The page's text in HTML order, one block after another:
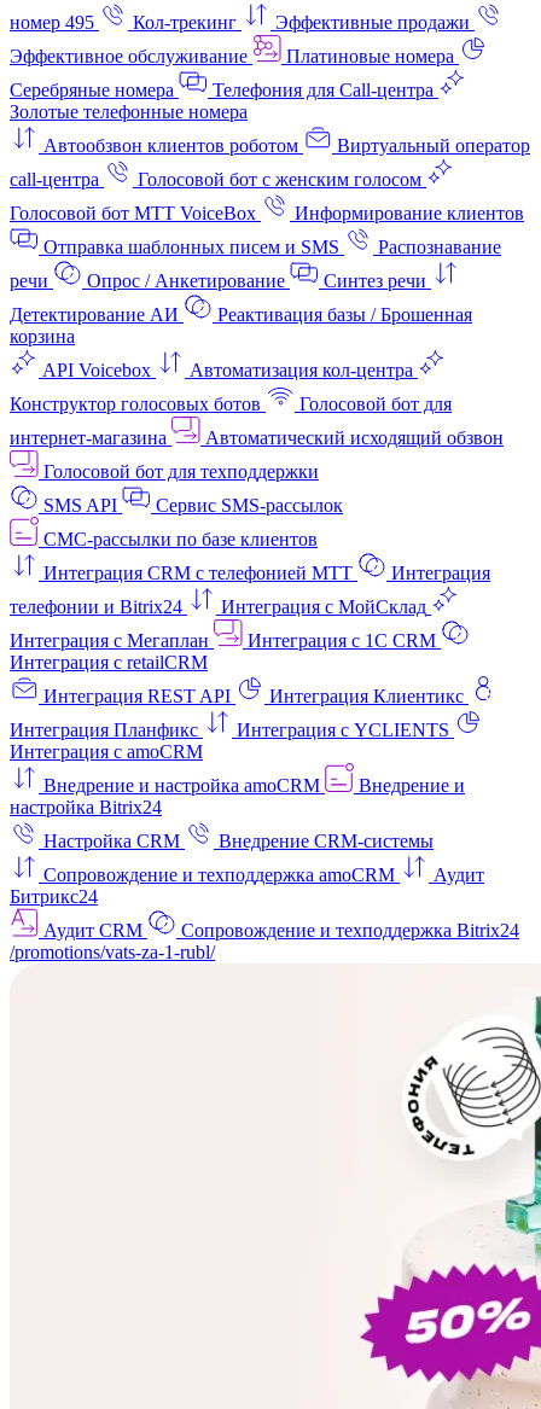
номер 495
Кол-трекинг
Эффективные продажи
Эффективное обслуживание
Платиновые номера
Серебряные номера
Телефония для Call-центра
Золотые телефонные номера
Автообзвон клиентов роботом
Виртуальный оператор
call-центра
Голосовой бот с женским голосом
Голосовой бот МТТ VoiceBox
Информирование клиентов
Отправка шаблонных писем и SMS
Распознавание
речи
Опрос / Анкетирование
Синтез речи
Детектирование АИ
Реактивация базы / Брошенная
корзина
API Voicebox
Автоматизация кол‑центра
Конструктор голосовых ботов
Голосовой бот для
интернет‑магазина
Автоматический исходящий обзвон
Голосовой бот для техподдержки
SMS API
Сервис SMS-рассылок
СМС-рассылки по базе клиентов
Интеграция CRM с телефонией МТТ
Интеграция
телефонии и Bitrix24
Интеграция с МойСклад
Интеграция с Мегаплан
Интеграция с 1C CRM
Интеграция с retailCRM
Интеграция REST API
Интеграция Клиентикс
Интеграция Планфикс
Интеграция с YCLIENTS
Интеграция с amoCRM
Внедрение и настройка amoCRM
Внедрение и
настройка Bitrix24
Настройка CRM
Внедрение CRM-системы
Сопровождение и техподдержка amoCRM
Аудит
Битрикс24
Аудит CRM
Сопровождение и техподдержка Bitrix24
/promotions/vats-za-1-rubl/